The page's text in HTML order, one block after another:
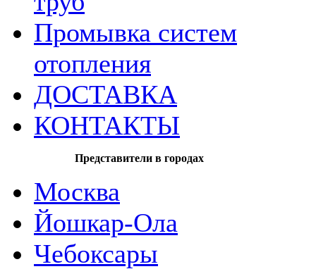
Промывка систем
отопления
ДОСТАВКА
КОНТАКТЫ
Представители в городах
Москва
Йошкар-Ола
Чебоксары